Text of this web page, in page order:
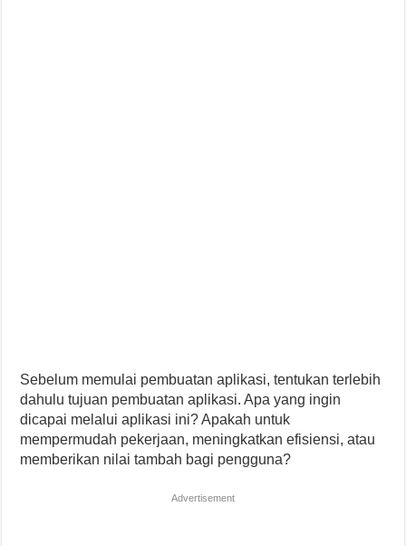
Sebelum memulai pembuatan aplikasi, tentukan terlebih
dahulu tujuan pembuatan aplikasi. Apa yang ingin
dicapai melalui aplikasi ini? Apakah untuk
mempermudah pekerjaan, meningkatkan efisiensi, atau
memberikan nilai tambah bagi pengguna?
Advertisement